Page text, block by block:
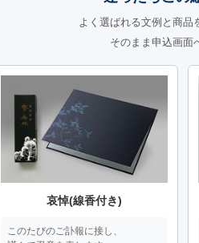
よく選ばれる文例と商品
そのまま申込画面
哀悼(線香付き)
このたびのご訃報に接し、